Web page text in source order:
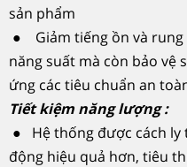
sản phẩm
● Giảm tiếng ồn và rung
năng suất mà còn bảo vệ
ứng các tiêu chuẩn an
Tiết kiệm năng lượng :
● Hệ thống được cách ly
động hiệu quả hơn, tiêu